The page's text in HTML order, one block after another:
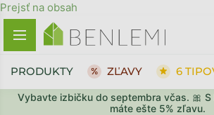
Prejsť na obsah
Vybavte izbičku do septembra včas. 🎀 S
máte ešte 5% zľavu.
PRODUKTY ZĽAVY 6
SPÄŤ DO OBCHODU
SPÄŤ DO OBCHODU